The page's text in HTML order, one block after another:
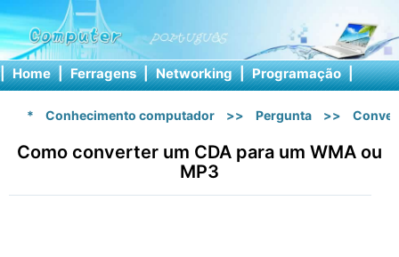
| Home | Ferragens | Networking | Programação |
* Conhecimento computador >> Pergunta >>
Como converter um CDA para um WMA ou
MP3